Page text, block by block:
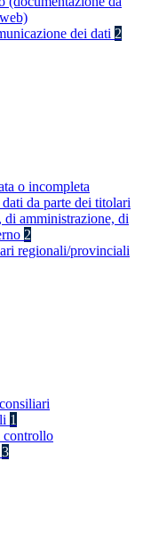
dei dati 2
o incompleta
da parte dei titolari
amministrazione, di
2
regionali/provinciali
1
controllo
3